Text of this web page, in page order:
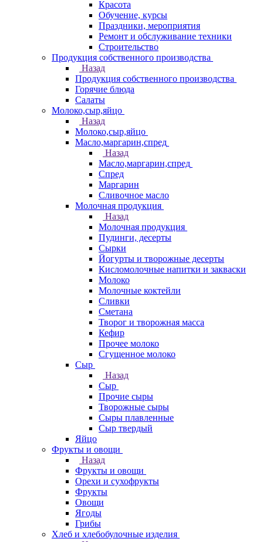
Красота
Обучение, курсы
Праздники, мероприятия
Ремонт и обслуживание техники
Строительство
Продукция собственного производства
Назад
Продукция собственного производства
Горячие блюда
Салаты
Молоко,сыр,яйцо
Назад
Молоко,сыр,яйцо
Масло,маргарин,спред
Назад
Масло,маргарин,спред
Спред
Маргарин
Сливочное масло
Молочная продукция
Назад
Молочная продукция
Пудинги, десерты
Сырки
Йогурты и творожные десерты
Кисломолочные напитки и закваски
Молоко
Молочные коктейли
Сливки
Сметана
Творог и творожная масса
Кефир
Прочее молоко
Сгущенное молоко
Сыр
Назад
Сыр
Прочие сыры
Творожные сыры
Сыры плавленные
Сыр твердый
Яйцо
Фрукты и овощи
Назад
Фрукты и овощи
Орехи и сухофрукты
Фрукты
Овощи
Ягоды
Грибы
Хлеб и хлебобулочные изделия